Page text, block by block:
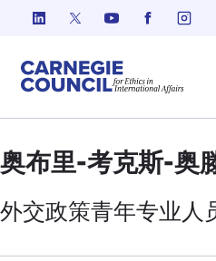
跳至内容
奥布里-考克斯-奥
外交政策青年专业人